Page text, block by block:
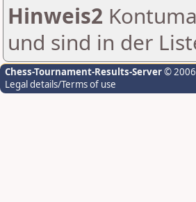
Hinweis2
und sind in der
Chess-Tournament-Results-Server©
Legal details/Terms of use